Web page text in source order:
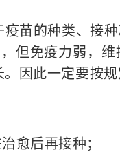
苗的种类、接
但免疫力弱，
因此一定要按规
愈后再接种；